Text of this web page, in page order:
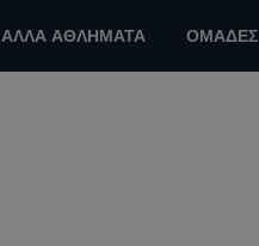
ΑΛΛΑ ΑΘΛΗΜΑΤΑ ΟΜΑΔΕΣ